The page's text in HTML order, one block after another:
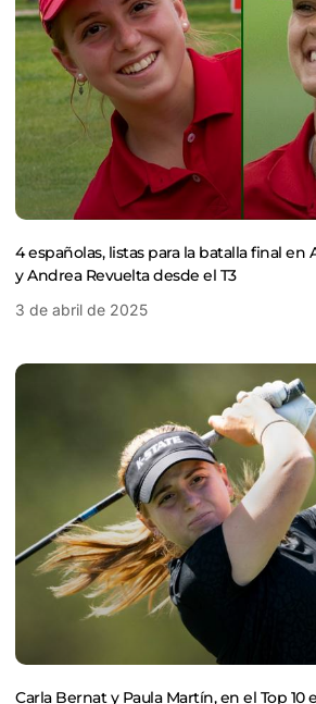
4 españolas, listas para la batalla final en
y Andrea Revuelta desde el T3
3 de abril de 2025
Carla Bernat y Paula Martín, en el Top